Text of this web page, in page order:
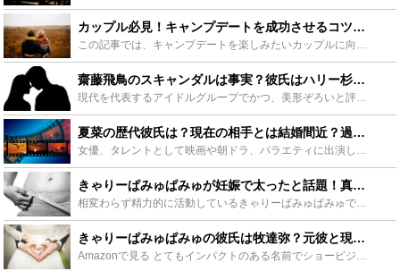
カップル必見！キャンプデートを成功させるコツを大公開！ - Leisurego(レジャーゴー)
この記事では、キャンプデートを楽しみたいカップルに向けて、キャンプを最大限楽しむためのヒントを紹介しています。キャンプでの時間を楽しいものにすることができれば、二人の絆はより強まり、キャンプをお互い...
齋藤飛鳥のスキャンダルは事実？彼氏はハリー杉山？安蘭けい？高橋健介？ - Leisurego(レジャーゴー)
現代を代表するアイドルグループでかつ、美形ぞろいと評される「乃木坂46」に所属する齋藤飛鳥さんは抜群のルックスで人気を博しています。気になるのは、そんな人気者の齋藤飛鳥さんの彼氏情報ではないでしょう...
夏菜の歴代彼氏は？現在の相手とは結婚間近？過去には不倫疑惑も - Leisurego(レジャーゴー)
女優、タレントとして映画や朝ドラ、バラエティに出演している夏奈。彼女はルックスやだけでなく演技力でも定評があります。この記事では夏奈の歴代の豪華な彼氏や、好みのタイプの共通点、現在の彼氏や結婚のうわ...
きゃりーぱみゅぱみゅが妊娠で太ったと話題！真相と現在の彼氏を紹介！ - Leisurego(レジャーゴー)
相変わらず精力的に活動しているきゃりーぱみゅぱみゅですが、最近太った、劣化してしまったという話がでます。妊娠のために太ったという話やメイク方法が変わったという説もあるようです。この記事ではきゃりーぱ...
きゃりーぱみゅぱみゅの彼氏は牧達弥？元彼と現在と結婚について紹介！ - Leisurego(レジャーゴー)
Amazonで見る とてもインパクトのある名前でショービジネスの世界で活躍している方ですが、まずはおおまかな情報について触れていきます。 年齢からみる結婚の推測や、彼氏との相性を想像する材料にもなる...